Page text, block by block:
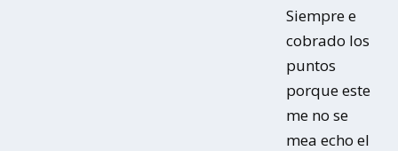
Siempre e
cobrado los
puntos
porque este
me no se
mea echo el